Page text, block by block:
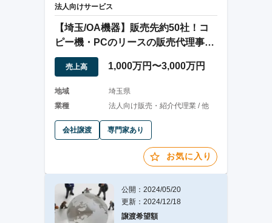
法人向けサービス
【埼玉/OA機器】販売先約50社！コ
ピー機・PCのリースの販売代理事業
の運営
売上高 1,000万円〜3,000万円
地域
埼玉県
業種
法人向け販売・紹介代理業 / 他
会社譲渡 専門家あり
お気に入り
公開：2024/05/20
更新：2024/12/18
譲渡希望額